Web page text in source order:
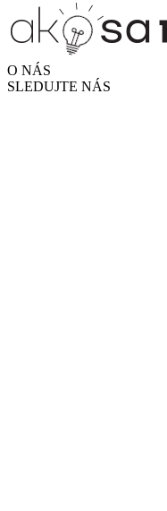
O NÁS
SLEDUJTE NÁS